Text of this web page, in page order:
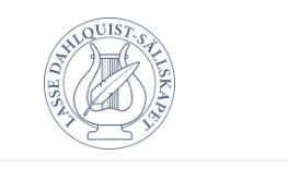
content